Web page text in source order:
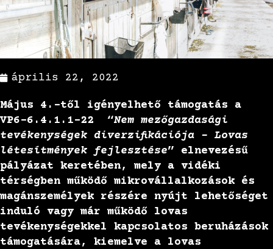
április 22, 2022
Május 4.-től igényelhető támogatás a
VP6-6.4.1.1-22 “Nem mezőgazdasági
tevékenységek diverzifikációja – Lovas
létesítmények fejlesztése” elnevezésű
pályázat keretében, mely a vidéki
térségben működő mikrovállalkozások és
magánszemélyek részére nyújt lehetőséget
induló vagy már működő lovas
tevékenységekkel kapcsolatos beruházások
támogatására, kiemelve a lovas